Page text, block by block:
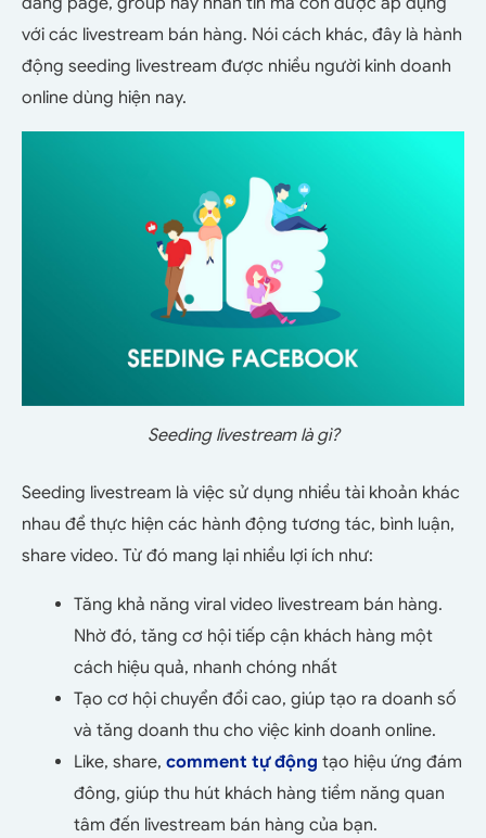
với các livestream bán hàng. Nói cách khác, đây là hành
động seeding livestream được nhiều người kinh doanh
online dùng hiện nay.
Seeding livestream là gì?
Seeding livestream là việc sử dụng nhiều tài khoản khác
nhau để thực hiện các hành động tương tác, bình luận,
share video. Từ đó mang lại nhiều lợi ích như:
Tăng khả năng viral video livestream bán hàng.
Nhờ đó, tăng cơ hội tiếp cận khách hàng một
cách hiệu quả, nhanh chóng nhất
Tạo cơ hội chuyển đổi cao, giúp tạo ra doanh số
và tăng doanh thu cho việc kinh doanh online.
Like, share, comment tự động tạo hiệu ứng đám
đông, giúp thu hút khách hàng tiềm năng quan
tâm đến livestream bán hàng của bạn.